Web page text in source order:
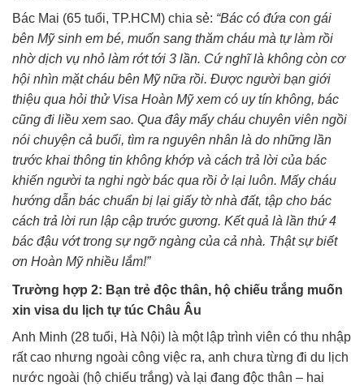
Bác Mai (65 tuổi, TP.HCM) chia sẻ: “Bác có đứa con gái
bên Mỹ sinh em bé, muốn sang thăm cháu mà tự làm rồi
nhờ dịch vụ nhỏ làm rớt tới 3 lần. Cứ nghĩ là không còn cơ
hội nhìn mặt cháu bên Mỹ nữa rồi. Được người bạn giới
thiệu qua hỏi thử Visa Hoàn Mỹ xem có uy tín không, bác
cũng đi liều xem sao. Qua đây mấy cháu chuyên viên ngồi
nói chuyện cả buổi, tìm ra nguyên nhân là do những lần
trước khai thông tin không khớp và cách trả lời của bác
khiến người ta nghi ngờ bác qua rồi ở lại luôn. Mấy cháu
hướng dẫn bác chuẩn bị lại giấy tờ nhà đất, tập cho bác
cách trả lời run lập cập trước gương. Kết quả là lần thứ 4
bác đậu vớt trong sự ngỡ ngàng của cả nhà. Thật sự biết
ơn Hoàn Mỹ nhiều lắm!”
Trường hợp 2: Bạn trẻ độc thân, hộ chiếu trắng muốn
xin visa du lịch tự túc Châu Âu
Anh Minh (28 tuổi, Hà Nội) là một lập trình viên có thu nhập
rất cao nhưng ngoài công việc ra, anh chưa từng đi du lịch
nước ngoài (hộ chiếu trắng) và lại đang độc thân – hai